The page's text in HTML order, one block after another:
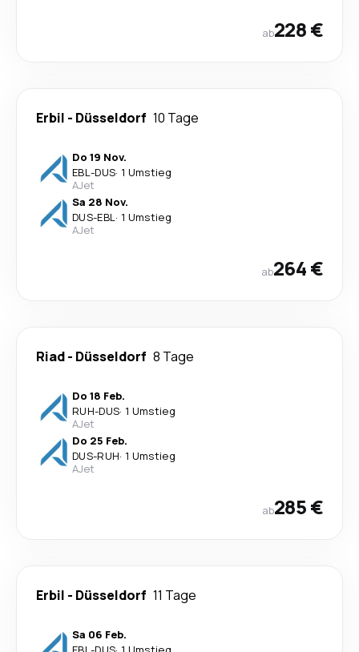
ab228 €
Erbil - Düsseldorf 10 Tage
Do 19 Nov.
EBL-DUS· 1 Umstieg
AJet
Sa 28 Nov.
DUS-EBL· 1 Umstieg
AJet
ab264 €
Riad- Düsseldorf 8 Tage
Do 18 Feb.
RUH-DUS· 1 Umstieg
AJet
Do 25 Feb.
DUS-RUH· 1 Umstieg
AJet
ab285 €
Erbil - Düsseldorf 11 Tage
Sa 06 Feb.